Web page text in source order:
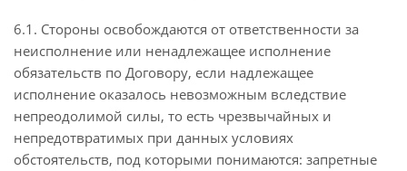
6.1. Стороны освобождаются от ответственности за
неисполнение или ненадлежащее исполнение
обязательств по Договору, если надлежащее
исполнение оказалось невозможным вследствие
непреодолимой силы, то есть чрезвычайных и
непредотвратимых при данных условиях
обстоятельств, под которыми понимаются: запретные